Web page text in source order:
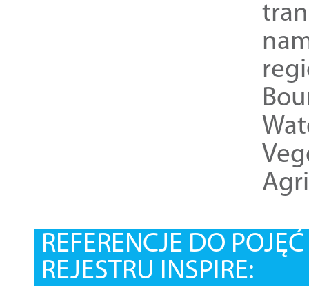
REFERENCJE DO
REJESTRU INSPIRE: